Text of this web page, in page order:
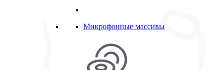
Микрофонные массивы